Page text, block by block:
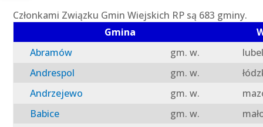
Członkami Związku Gmin Wiejskich RP są 683 gminy.
Gmina
Abramów
gm. w.
Andrespol
gm. w.
Andrzejewo
gm. w.
Babice
gm. w.